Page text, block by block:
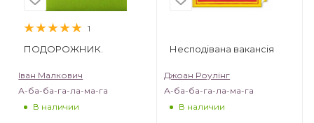
1
ПОДОРОЖНИК.
Іван Малкович
А-ба-ба-га-ла-ма-га
В наличии
Несподівана вакансія
Джоан Роулінг
А-ба-ба-га-ла-ма-га
В наличии